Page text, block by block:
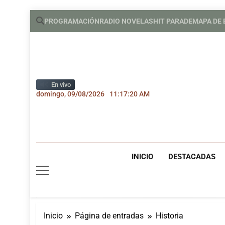
Saltar
PROGRAMACIÓNRADIO NOVELASHIT PARADEMAPA DE
En vivo
domingo, 09/08/2026 11:17:21 AM
INICIO DESTACADAS
Inicio Página de entradas Historia